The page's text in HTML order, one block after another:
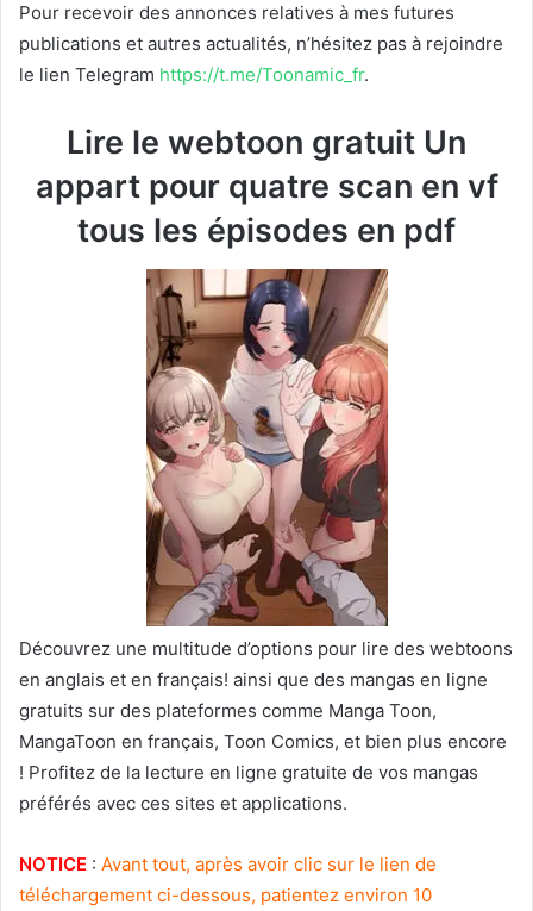
Pour recevoir des annonces relatives à mes futures
publications et autres actualités, n’hésitez pas à rejoindre
le lien Telegram https://t.me/Toonamic_fr.
Lire le webtoon gratuit Un
appart pour quatre scan en vf
tous les épisodes en pdf
Découvrez une multitude d’options pour lire des webtoons
en anglais et en français! ainsi que des mangas en ligne
gratuits sur des plateformes comme Manga Toon,
MangaToon en français, Toon Comics, et bien plus encore
! Profitez de la lecture en ligne gratuite de vos mangas
préférés avec ces sites et applications.
NOTICE : Avant tout, après avoir clic sur le lien de
téléchargement ci-dessous, patientez environ 10